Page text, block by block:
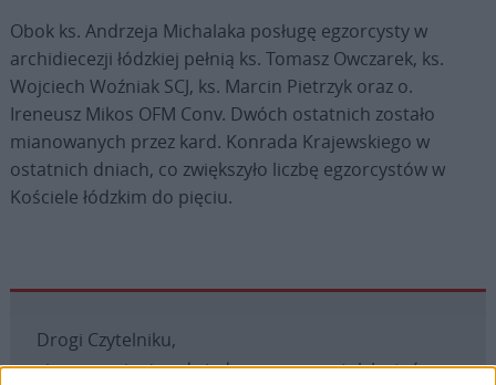
Obok ks. Andrzeja Michalaka posługę egzorcysty w
archidiecezji łódzkiej pełnią ks. Tomasz Owczarek, ks.
Wojciech Woźniak SCJ, ks. Marcin Pietrzyk oraz o.
Ireneusz Mikos OFM Conv. Dwóch ostatnich zostało
mianowanych przez kard. Konrada Krajewskiego w
ostatnich dniach, co zwiększyło liczbę egzorcystów w
Kościele łódzkim do pięciu.
Drogi Czytelniku,
cieszymy się, że odwiedzasz nasz portal. Jesteśmy